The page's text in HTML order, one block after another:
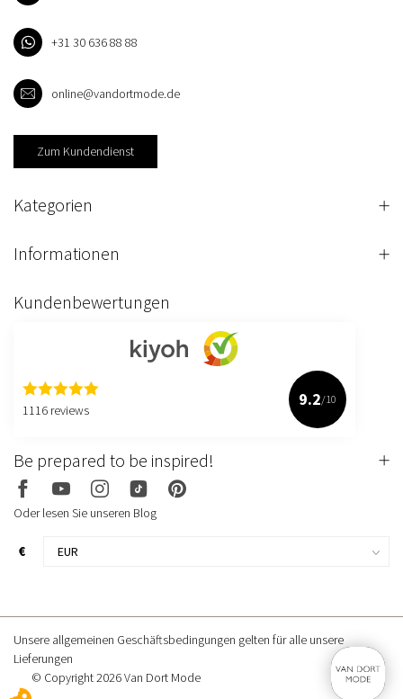
+31 30 636 88 88
online@vandortmode.de
Zum Kundendienst
Kategorien
Informationen
Kundenbewertungen
1116 reviews
9.2/10
Be prepared to be inspired!
Oder lesen Sie unseren Blog
€
Unsere allgemeinen Geschäftsbedingungen gelten für alle unsere
Lieferungen
© Copyright 2026 Van Dort Mode